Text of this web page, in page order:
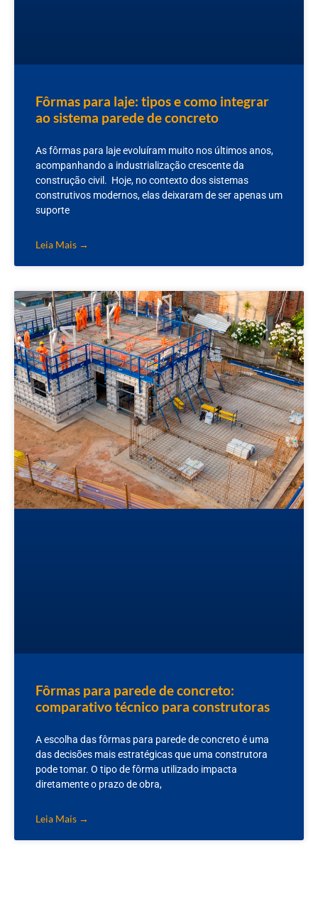
Fôrmas para laje: tipos e como integrar
ao sistema parede de concreto
As fôrmas para laje evoluíram muito nos últimos anos,
acompanhando a industrialização crescente da
construção civil. Hoje, no contexto dos sistemas
construtivos modernos, elas deixaram de ser apenas um
suporte
Leia Mais →
Fôrmas para parede de concreto:
comparativo técnico para construtoras
A escolha das fôrmas para parede de concreto é uma
das decisões mais estratégicas que uma construtora
pode tomar. O tipo de fôrma utilizado impacta
diretamente o prazo de obra,
Leia Mais →